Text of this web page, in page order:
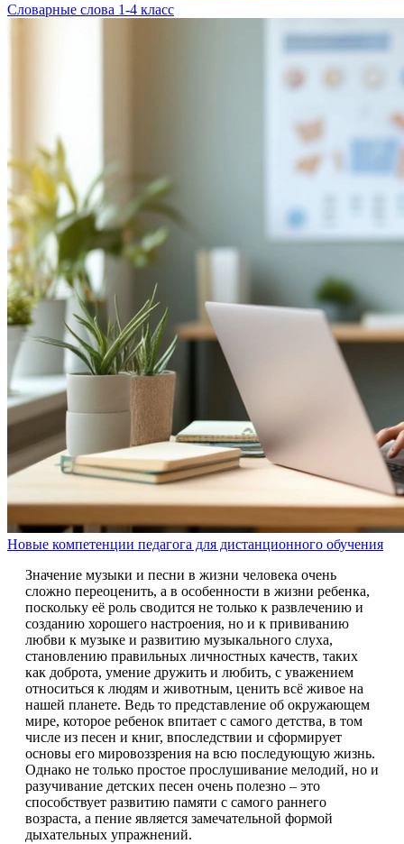
Словарные слова 1-4 класс
Новые компетенции педагога для дистанционного обучения
Значение музыки и песни в жизни человека очень
сложно переоценить, а в особенности в жизни ребенка,
поскольку её роль сводится не только к развлечению и
созданию хорошего настроения, но и к прививанию
любви к музыке и развитию музыкального слуха,
становлению правильных личностных качеств, таких
как доброта, умение дружить и любить, с уважением
относиться к людям и животным, ценить всё живое на
нашей планете. Ведь то представление об окружающем
мире, которое ребенок впитает с самого детства, в том
числе из песен и книг, впоследствии и сформирует
основы его мировоззрения на всю последующую жизнь.
Однако не только простое прослушивание мелодий, но и
разучивание детских песен очень полезно – это
способствует развитию памяти с самого раннего
возраста, а пение является замечательной формой
дыхательных упражнений.